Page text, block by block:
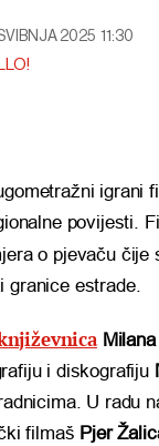
2025 11:30
igrani
povijesti.
o pjevaču
granice estrade.
i diskografiju
U radu
filmaš Pjer